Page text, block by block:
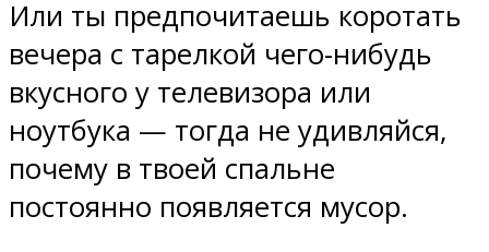
Или ты предпочитаешь коротать
вечера с тарелкой чего-нибудь
вкусного у телевизора или
ноутбука — тогда не удивляйся,
почему в твоей спальне
постоянно появляется мусор.